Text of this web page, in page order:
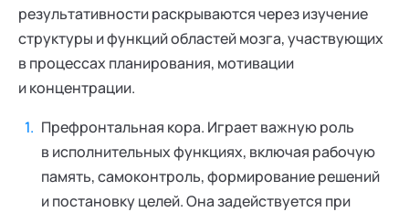
результативности раскрываются через изучение
структуры и функций областей мозга, участвующих
в процессах планирования, мотивации
и концентрации.
Префронтальная кора. Играет важную роль
в исполнительных функциях, включая рабочую
память, самоконтроль, формирование решений
и постановку целей. Она задействуется при